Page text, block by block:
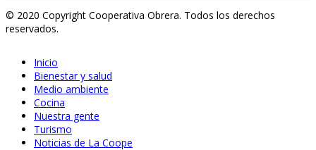
© 2020 Copyright Cooperativa Obrera. Todos los derechos
reservados.
Inicio
Bienestar y salud
Medio ambiente
Cocina
Nuestra gente
Turismo
Noticias de La Coope